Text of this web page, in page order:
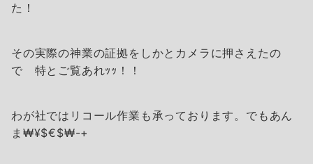
た！
その実際の神業の証拠をしかとカメラに押さえたの
で 特とご覧あれｯｯ！！
わが社ではリコール作業も承っております。でもあん
ま₩¥$€$₩-+